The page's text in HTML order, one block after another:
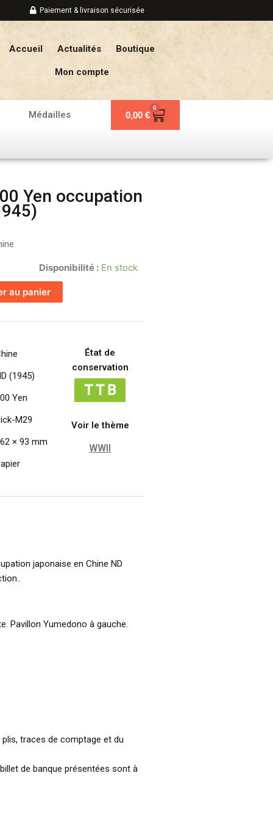
Paiement & livraison sécurisée
Accueil Actualités Boutique
Mon compte
Médailles 0,00 €
0
Panier
Yen occupation
Disponibilité : En stock
au panier
(1945)
Yen
M29
× 93 mm
État de
conservation
Voir le thème
WWII
japonaise en Chine ND
Pavillon Yumedono à gauche.
traces de comptage et du
de banque présentées sont à